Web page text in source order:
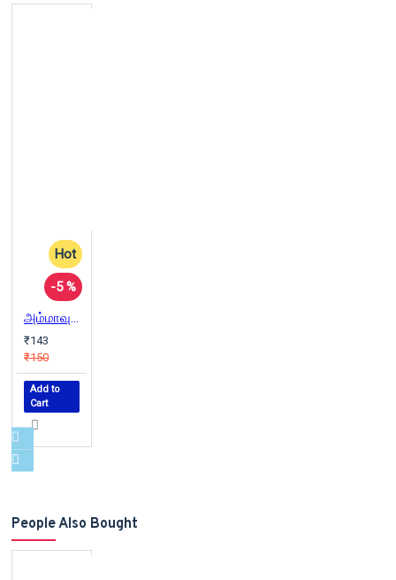
Hot
-5 %
அம்மாவுக்கு மகள் சொன்ன உலகின் முதல் கதை
₹143
₹150
Add to
Cart
People Also Bought